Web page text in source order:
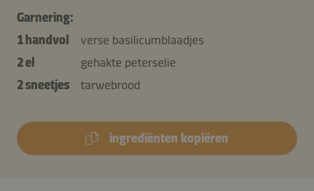
Garnering:
1 handvol
verse basilicumblaadjes
2 el
gehakte peterselie
2 sneetjes
tarwebrood
ingrediënten kopiëren